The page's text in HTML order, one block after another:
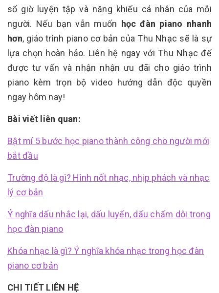
số giờ luyện tập và năng khiếu cá nhân của mỗi
người. Nếu bạn vẫn muốn học đàn piano nhanh
hơn, giáo trình piano cơ bản của Thu Nhạc sẽ là sự
lựa chọn hoàn hảo. Liên hệ ngay với Thu Nhạc để
được tư vấn và nhận nhận ưu đãi cho giáo trình
piano kèm trọn bộ video hướng dẫn độc quyền
ngay hôm nay!
Bài viết liên quan:
Bật mí 5 bước học piano thành công cho người mới
bắt đầu
Trường độ là gì? Hình nốt nhạc, nhịp phách và nhạc
lý cơ bản
Ý nghĩa dấu nhắc lại, dấu luyến, dấu chấm dôi trong
học đàn piano
Khóa nhạc là gì? Ý nghĩa khóa nhạc trong học đàn
piano cơ bản
CHI TIẾT LIÊN HỆ